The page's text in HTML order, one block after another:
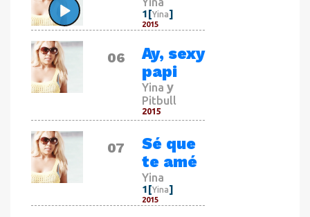
1[Yina]
2015
06
Ay, sexy
papi
Yina y
Pitbull
2015
07
Sé que
te amé
Yina
1[Yina]
2015